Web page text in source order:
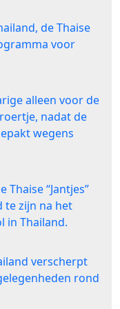
de Thaise
voor
alleen voor de
nadat de
wegens
Thaise “Jantjes”
te zijn na het
in Thailand.
verscherpt
rond